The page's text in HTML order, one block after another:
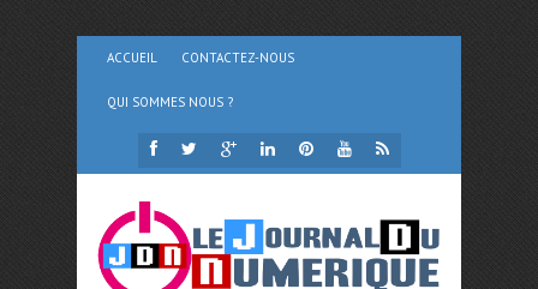
ACCUEIL CONTACTEZ-NOUS
QUI SOMMES NOUS ?